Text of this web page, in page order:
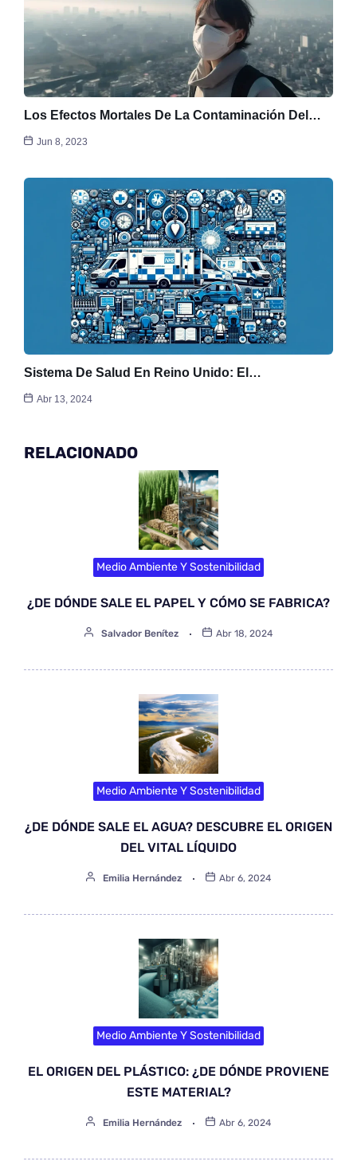
Los Efectos Mortales De La Contaminación Del…
Jun 8, 2023
Sistema De Salud En Reino Unido: El…
Abr 13, 2024
RELACIONADO
Medio Ambiente Y Sostenibilidad
¿DE DÓNDE SALE EL PAPEL Y CÓMO SE FABRICA?
Salvador Benítez Abr 18, 2024
Medio Ambiente Y Sostenibilidad
¿DE DÓNDE SALE EL AGUA? DESCUBRE EL ORIGEN
DEL VITAL LÍQUIDO
Emilia Hernández Abr 6, 2024
Medio Ambiente Y Sostenibilidad
EL ORIGEN DEL PLÁSTICO: ¿DE DÓNDE PROVIENE
ESTE MATERIAL?
Emilia Hernández Abr 6, 2024